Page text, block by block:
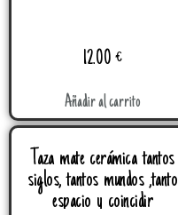
12.00 €
Añadir al carrito
Taza mate cerámica tantos
siglos, tantos mundos ,tanto
espacio y coincidir